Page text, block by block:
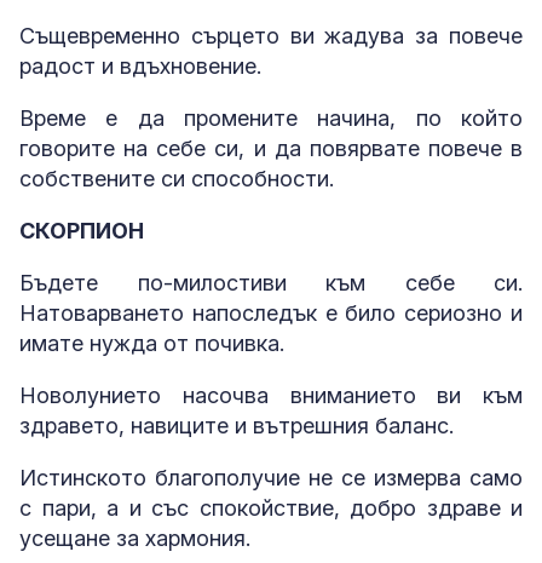
Същевременно сърцето ви жадува за повече
радост и вдъхновение.
Време е да промените начина, по който
говорите на себе си, и да повярвате повече в
собствените си способности.
СКОРПИОН
Бъдете по-милостиви към себе си.
Натоварването напоследък е било сериозно и
имате нужда от почивка.
Новолунието насочва вниманието ви към
здравето, навиците и вътрешния баланс.
Истинското благополучие не се измерва само
с пари, а и със спокойствие, добро здраве и
усещане за хармония.